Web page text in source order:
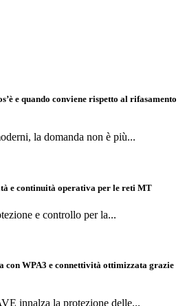
e quando conviene rispetto al rifasamento
la domanda non è più...
e continuità operativa per le reti MT
e controllo per la...
con WPA3 e connettività ottimizzata grazie
innalza la protezione delle...